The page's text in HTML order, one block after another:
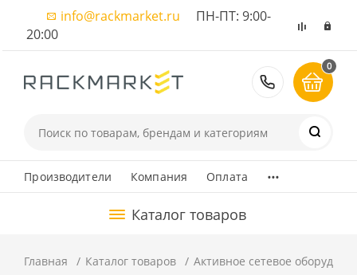
info@rackmarket.ru ПН-ПТ: 9:00-
20:00
8 (495)
0
Производители Компания Оплата ...
Каталог товаров
Главная Каталог товаров Активное сетевое